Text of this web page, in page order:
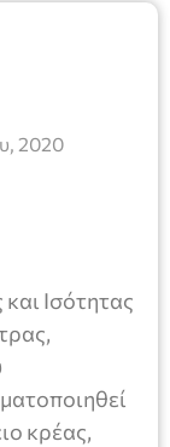
2020
Ισότητας
κρέας,